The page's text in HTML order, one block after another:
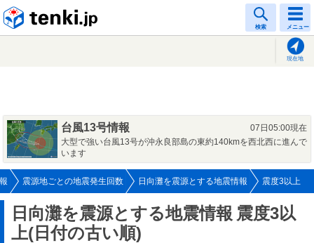
検索 メニュー
現在地
台風13号情報
07日05:00現在
大型で強い台風13号が沖永良部島の東約140kmを西北西に進んで
います
震源地ごとの地震発生回数 日向灘を震源とする地震情報 震度3以上
日向灘を震源とする地震情報 震度3以
上(日付の古い順)